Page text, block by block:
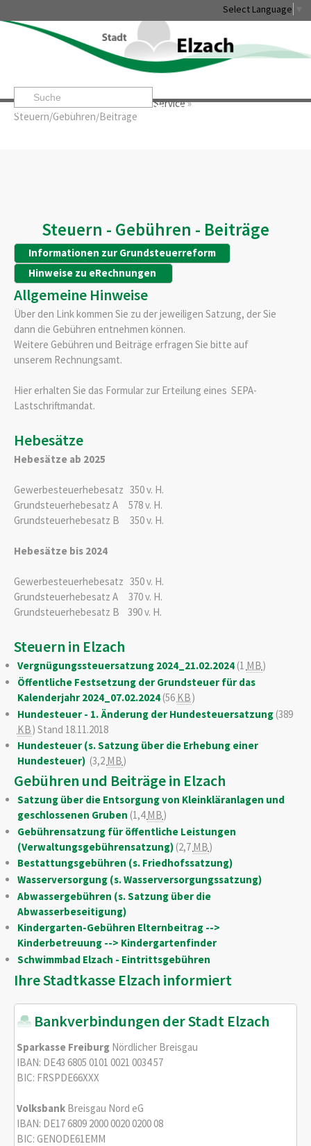
Select Language
Startseite» »Service»
Steuern/Gebühren/Beiträge
Leben & Erleben Rathaus & Service
Steuern - Gebühren - Beiträge
Informationen zur Grundsteuerreform
Hinweise zu eRechnungen
Allgemeine Hinweise
Über den Link kommen Sie zu der jeweiligen Satzung, der Sie
dann die Gebühren entnehmen können.
Weitere Gebühren und Beiträge erfragen Sie bitte auf
unserem Rechnungsamt.
Hier erhalten Sie das Formular zur Erteilung eines SEPA-
Lastschriftmandat.
Hebesätze
Hebesätze ab 2025
Gewerbesteuerhebesatz 350 v. H.
Grundsteuerhebesatz A 578 v. H.
Grundsteuerhebesatz B 350 v. H.
Hebesätze bis 2024
Gewerbesteuerhebesatz 350 v. H.
Grundsteuerhebesatz A 370 v. H.
Grundsteuerhebesatz B 390 v. H.
Steuern in Elzach
Vergnügungssteuersatzung 2024_21.02.2024(1 MB)
Öffentliche Festsetzung der Grundsteuer für das
Kalenderjahr 2024_07.02.2024(56 KB)
Hundesteuer - 1. Änderung der Hundesteuersatzung(389
KB) Stand 18.11.2018
Hundesteuer (s. Satzung über die Erhebung einer
Hundesteuer) (3,2 MB)
Gebühren und Beiträge in Elzach
Satzung über die Entsorgung von Kleinkläranlagen und
geschlossenen Gruben (1,4MB)
Gebührensatzung für öffentliche Leistungen
(Verwaltungsgebührensatzung)(2,7 MB)
Bestattungsgebühren (s. Friedhofssatzung)
Wasserversorgung (s. Wasserversorgungssatzung)
Abwassergebühren (s. Satzung über die
Abwasserbeseitigung)
Kindergarten-Gebühren Elternbeitrag -->
Kinderbetreuung --> Kindergartenfinder
Schwimmbad Elzach - Eintrittsgebühren
Ihre Stadtkasse Elzach informiert
Bankverbindungen der Stadt Elzach
Sparkasse Freiburg Nördlicher Breisgau
IBAN: DE43 6805 0101 0021 0034 57
BIC: FRSPDE66XXX
Volksbank Breisgau Nord eG
IBAN: DE17 6809 2000 0020 0200 08
BIC: GENODE61EMM